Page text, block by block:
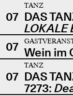
07
TANZ
DAS
LOKALE
07 Wein im
07
TANZ
DAS
7273: